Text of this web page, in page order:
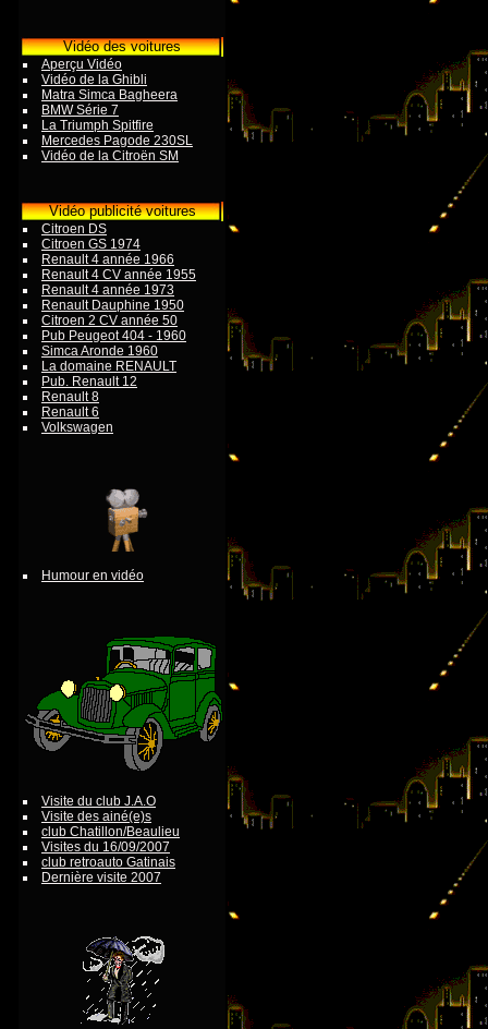
Vidéo des voitures
Aperçu Vidéo
Vidéo de la Ghibli
Matra Simca Bagheera
BMW Série 7
La Triumph Spitfire
Mercedes Pagode 230SL
Vidéo de la Citroën SM
Vidéo publicité voitures
Citroen DS
Citroen GS 1974
Renault 4 année 1966
Renault 4 CV année 1955
Renault 4 année 1973
Renault Dauphine 1950
Citroen 2 CV année 50
Pub Peugeot 404 - 1960
Simca Aronde 1960
La domaine RENAULT
Pub. Renault 12
Renault 8
Renault 6
Volkswagen
Humour en vidéo
Visite du club J.A.O
Visite des ainé(e)s
club Chatillon/Beaulieu
Visites du 16/09/2007
club retroauto Gatinais
Dernière visite 2007